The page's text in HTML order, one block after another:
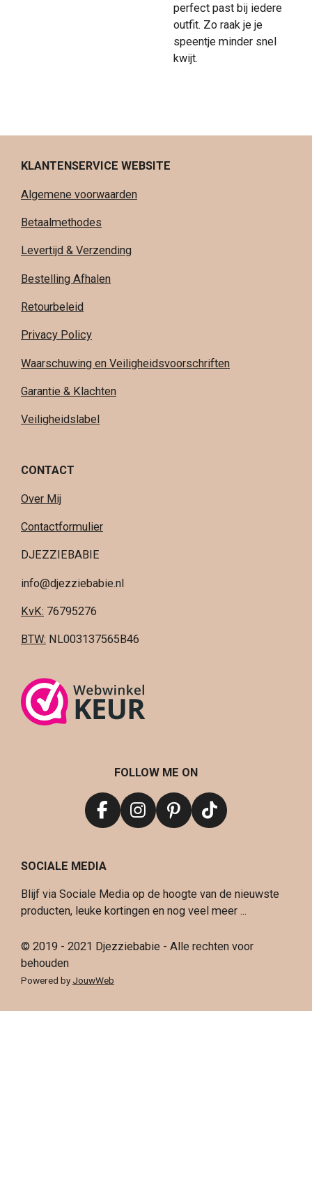
perfect past bij iedere
outfit. Zo raak je je
speentje minder snel
kwijt.
KLANTENSERVICE WEBSITE
Algemene voorwaarden
Betaalmethodes
Levertijd & Verzending
Bestelling Afhalen
Retourbeleid
Privacy Policy
Waarschuwing en Veiligheidsvoorschriften
Garantie & Klachten
Veiligheidslabel
CONTACT
Over Mij
Contactformulier
DJEZZIEBABIE
info@djezziebabie.nl
KvK: 76795276
BTW: NL003137565B46
FOLLOW ME ON
F
e
o
o
I
g
r
m
P
r
e
t
T
k
SOCIALE MEDIA
Blijf via Sociale Media op de hoogte van de nieuwste
producten, leuke kortingen en nog veel meer ...
© 2019 - 2021 Djezziebabie - Alle rechten voor
behouden
Powered by JouwWeb